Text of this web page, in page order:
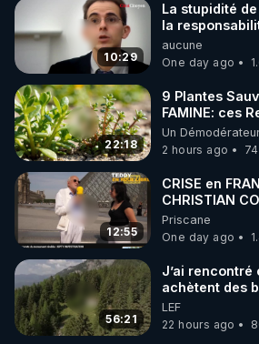
10:29
La stupidité
la
concernant le
carbone.
aucune
One day ago
22:18
9 Plantes
FAMINE: ces
JARDIN&des
Un
2 hours ago
12:55
CRISE en
CHRISTIAN
une étrange
Priscane
One day ago
56:21
J’ai rencontré
achètent des
survivre à la
LEF
22 hours ago